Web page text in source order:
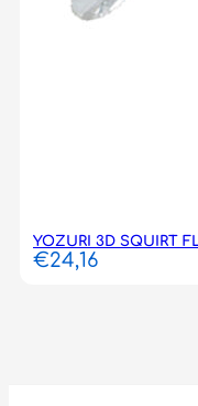
YOZURI 3D SQUIRT
€24,16